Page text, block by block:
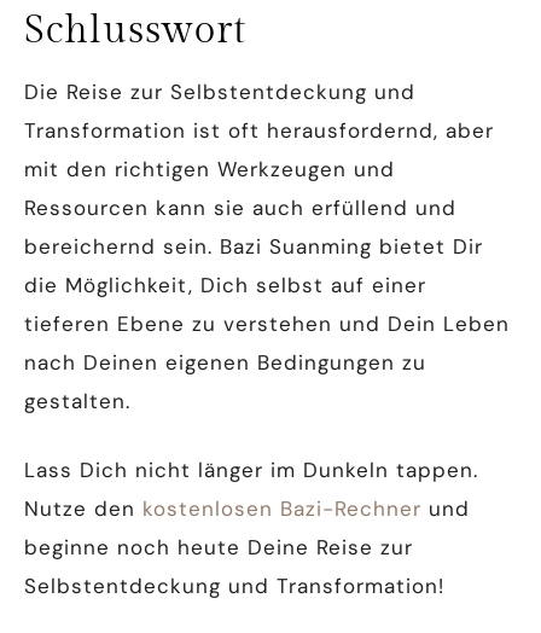
Schlusswort
Die Reise zur Selbstentdeckung und
Transformation ist oft herausfordernd, aber
mit den richtigen Werkzeugen und
Ressourcen kann sie auch erfüllend und
bereichernd sein. Bazi Suanming bietet Dir
die Möglichkeit, Dich selbst auf einer
tieferen Ebene zu verstehen und Dein Leben
nach Deinen eigenen Bedingungen zu
gestalten.
Lass Dich nicht länger im Dunkeln tappen.
Nutze den kostenlosen Bazi-Rechner und
beginne noch heute Deine Reise zur
Selbstentdeckung und Transformation!